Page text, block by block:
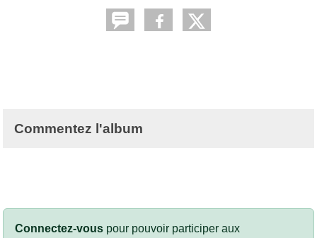
Commentez l'album
Connectez-vous pour pouvoir participer aux